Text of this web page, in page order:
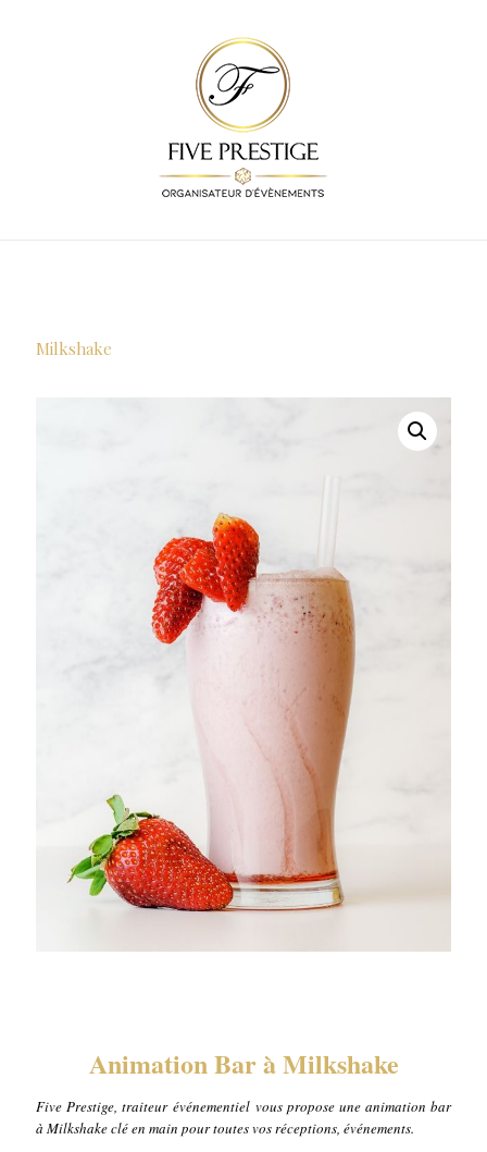
Milkshake
Animation Bar à Milkshake
Five Prestige, traiteur événementiel vous propose une animation bar
à Milkshake clé en main pour toutes vos réceptions, événements.